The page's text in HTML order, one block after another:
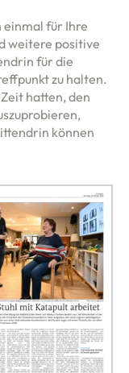
einmal für Ihre
weitere positive
für die
zu halten.
hatten, den
können